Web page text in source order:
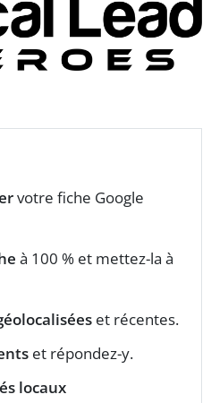
votre fiche Google
à 100 % et mettez-la à
et récentes.
et répondez-y.
locaux